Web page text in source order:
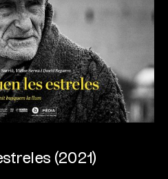
(2021)